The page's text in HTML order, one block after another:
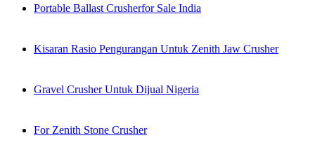
Portable Ballast Crusherfor Sale India
Kisaran Rasio Pengurangan Untuk Zenith Jaw Crusher
Gravel Crusher Untuk Dijual Nigeria
For Zenith Stone Crusher